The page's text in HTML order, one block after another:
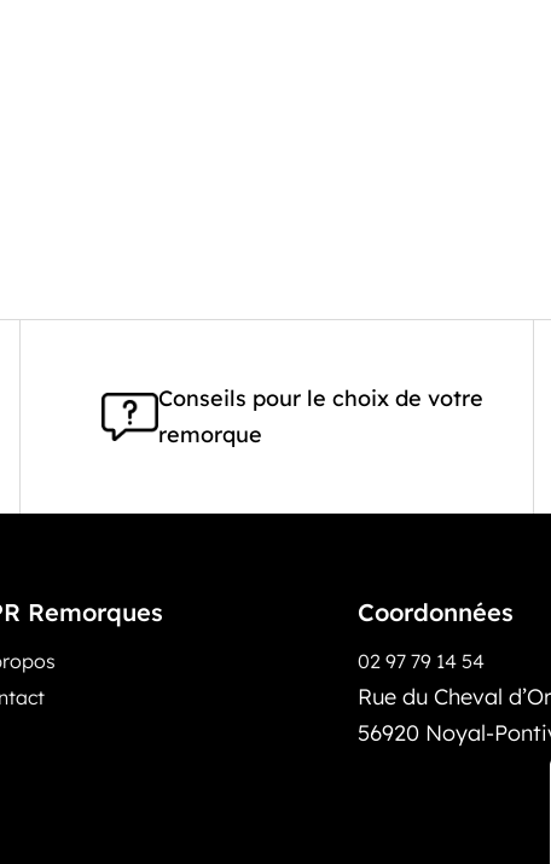
Conseils pour le choix de votre
remorque
Remorques Coordonnées
02 97 79 14 54
Rue du Cheval
56920 Noyal-